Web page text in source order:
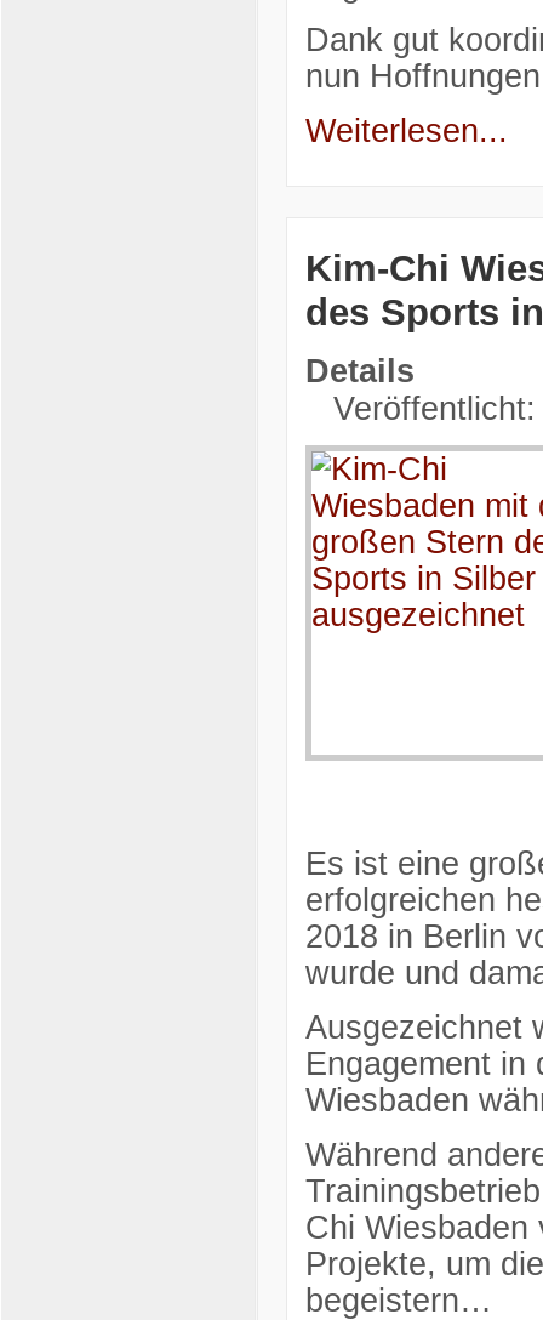
Dank gut
nun
Weiterlesen...
Kim-Chi
des Sports
Details
Es ist eine
erfolgreichen
2018 in Berlin
wurde und
Ausgezeichnet
Engagement in
Wiesbaden
Während
Chi Wiesbaden
Projekte, um
begeistern…